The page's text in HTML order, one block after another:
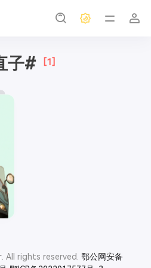
子# [1]
. All rights reserved. 鄂公网安备